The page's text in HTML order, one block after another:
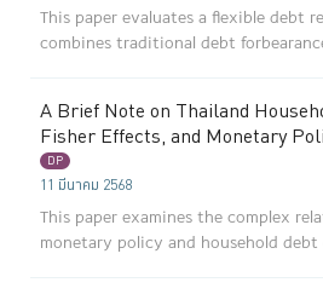
This paper evaluates a flexible debt
combines traditional debt
A Brief Note on Thailand
Fisher Effects, and Monetary
DP
11 มีนาคม 2568
This paper examines the complex
monetary policy and household debt